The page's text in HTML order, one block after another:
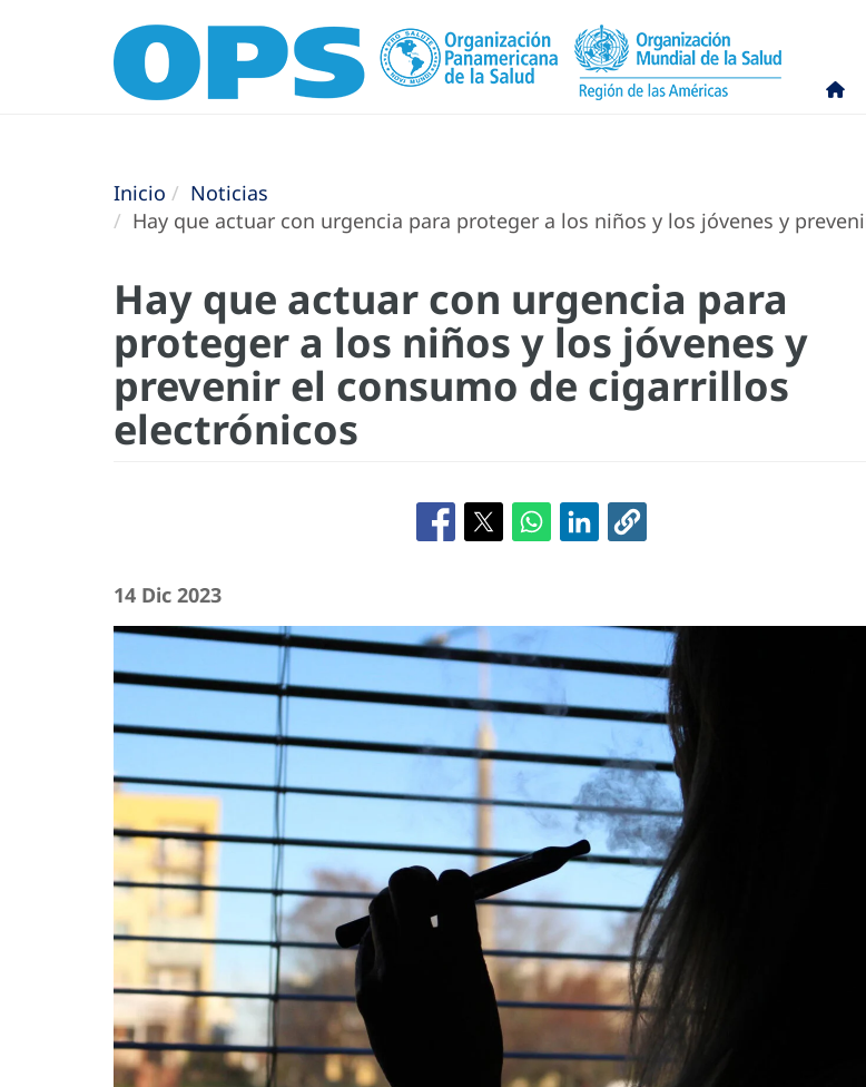
Inicio
Noticias
Hay que actuar con urgencia para proteger a los niños y los jóvenes y
Hay que actuar con urgencia para
proteger a los niños y los jóvenes y
prevenir el consumo de cigarrillos
electrónicos
14 Dic 2023